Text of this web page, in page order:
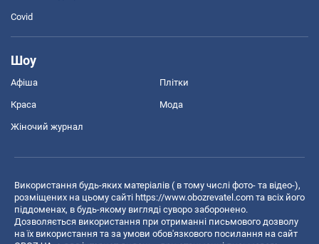
Covid
Шоу
Афіша Плітки
Краса Мода
Жіночий журнал
Використання будь-яких матеріалів ( в тому числі фото- та відео-),
розміщених на цьому сайті https://www.obozrevatel.com та всіх його
піддоменах, в будь-якому вигляді суворо заборонено.
Дозволяється використання при отриманні письмового дозволу
на їх використання та за умови обов'язкового посилання на сайт